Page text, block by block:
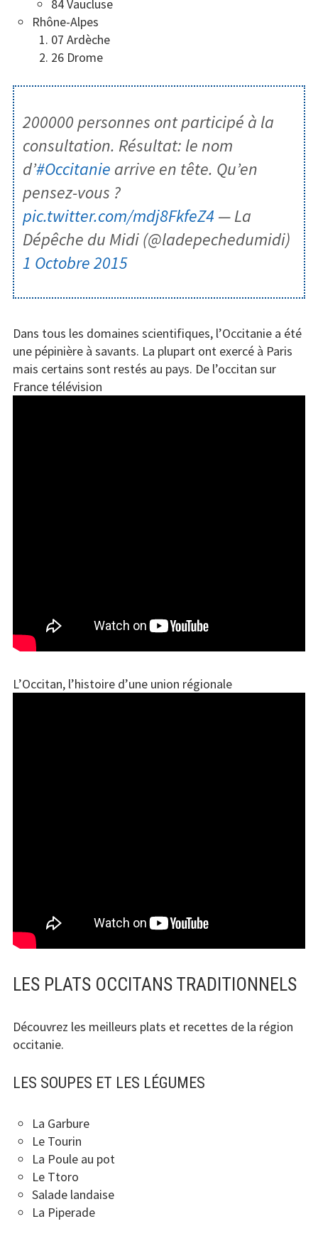
84 Vaucluse
Rhône-Alpes
07 Ardèche
26 Drome
200000 personnes ont participé à la
consultation. Résultat: le nom
d’#Occitanie arrive en tête. Qu’en
pensez-vous ?
pic.twitter.com/mdj8FkfeZ4 — La
Dépêche du Midi (@ladepechedumidi)
1 Octobre 2015
Dans tous les domaines scientifiques, l’Occitanie a été
une pépinière à savants. La plupart ont exercé à Paris
mais certains sont restés au pays. De l’occitan sur
France télévision
L’Occitan, l’histoire d’une union régionale
LES PLATS OCCITANS TRADITIONNELS
Découvrez les meilleurs plats et recettes de la région
occitanie.
LES SOUPES ET LES LÉGUMES
La Garbure
Le Tourin
La Poule au pot
Le Ttoro
Salade landaise
La Piperade